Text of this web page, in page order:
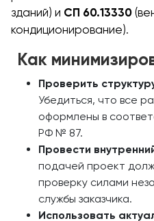
зданий) и СП 60.13330
кондиционирование).
Как
Проверить
Убедиться, что все
оформлены в
РФ № 87.
Провести
подачей проект
проверку силами
службы заказчика.
Использовать